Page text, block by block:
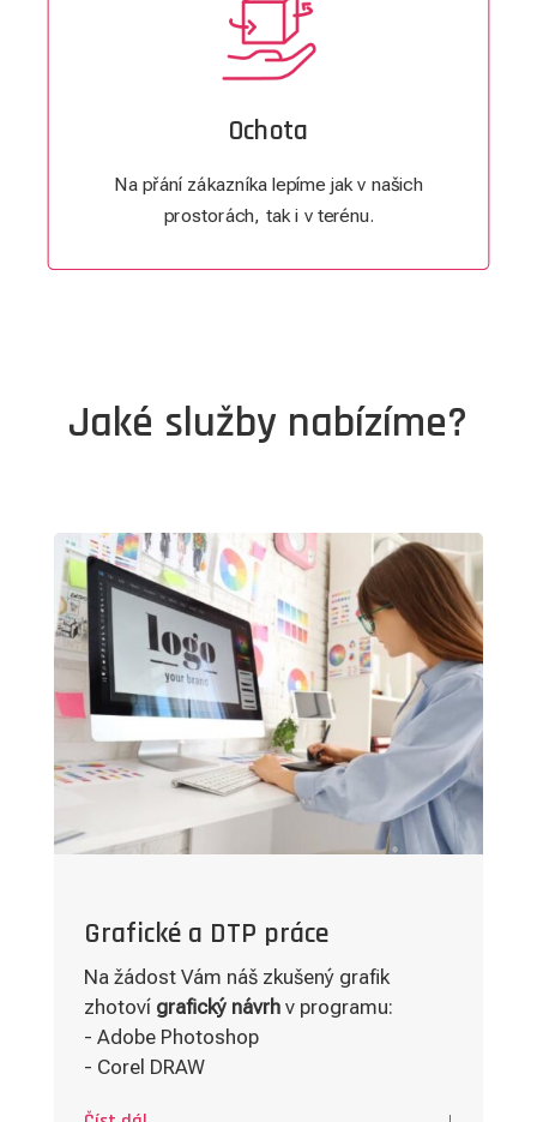
Ochota
Na přání zákazníka lepíme jak v našich
prostorách, tak i v terénu.
Jaké služby nabízíme?

Grafické a DTP práce
Na žádost Vám náš zkušený grafik
zhotoví grafický návrhv programu:
- Adobe Photoshop
- Corel DRAW